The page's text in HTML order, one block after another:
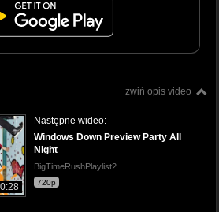
zwiń opis video
Następne wideo:
Windows Down Preview Party All
Night
BigTimeRushPlaylist2
720p